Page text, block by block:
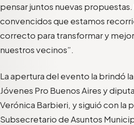
pensar juntos nuevas
convencidos que estamos
correcto para transformar y
nuestros vecinos”.
La apertura del evento la brindó
Jóvenes Pro Buenos Aires y
Verónica Barbieri, y siguió con la
Subsecretario de Asuntos